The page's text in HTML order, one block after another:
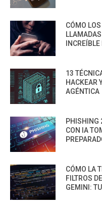
CÓMO
13
HACKEAR
AGÉNTICA
PHISHING
CON IA
CÓMO LA
FILTROS
GEMINI: